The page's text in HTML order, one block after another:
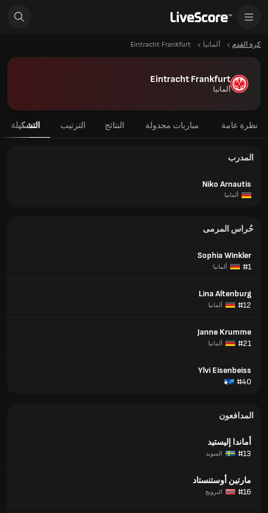
كرة القدم ألمانيا Eintracht Frankfurt
Eintracht Frankfurt
ألمانيا
نظرة عامة مباريات مجدولة النتائج الترتيب التشكيلة
المدرب
Niko Arnautis
ألمانيا
حُراس المرمى
Sophia Winkler
#1
ألمانيا
Lina Altenburg
#12
ألمانيا
Janne Krumme
#21
ألمانيا
Ylvi Eisenbeiss
#40
المدافعون
أماندا إليستيد
#13
السويد
مارتين أوستنستاد
#16
النرويج